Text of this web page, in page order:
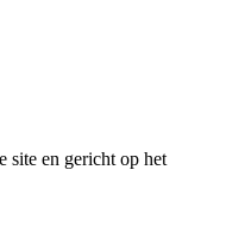
site en gericht op het